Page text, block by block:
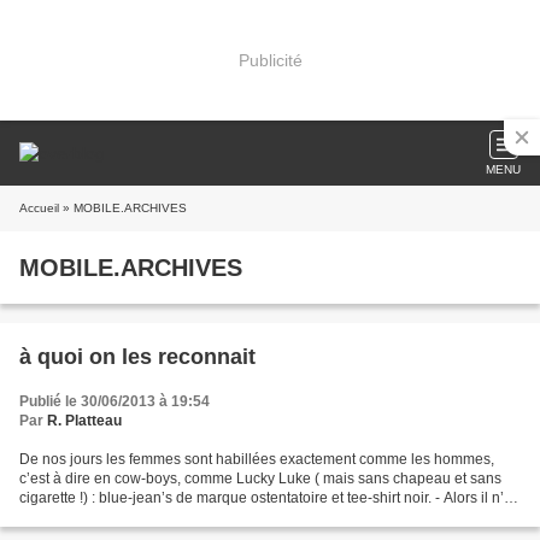
Publicité
MENU
Accueil » MOBILE.ARCHIVES
MOBILE.ARCHIVES
à quoi on les reconnait
Publié le 30/06/2013 à 19:54
Par R. Platteau
De nos jours les femmes sont habillées exactement comme les hommes,
c’est à dire en cow-boys, comme Lucky Luke ( mais sans chapeau et sans
cigarette !) : blue-jean’s de marque ostentatoire et tee-shirt noir. - Alors il n’y